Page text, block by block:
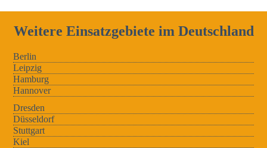
Weitere Einsatzgebiete im Deutschland
Berlin
Leipzig
Hamburg
Hannover
Dresden
Düsseldorf
Stuttgart
Kiel